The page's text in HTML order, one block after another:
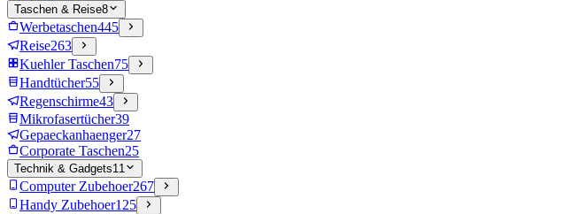
Taschen & Reise8
Werbetaschen445
Reise263
Kuehler Taschen75
Handtücher55
Regenschirme43
Mikrofasertücher39
Gepaeckanhaenger27
Corporate Taschen25
Technik & Gadgets11
Computer Zubehoer267
Handy Zubehoer125